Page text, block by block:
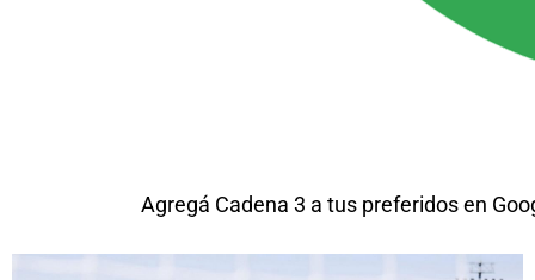
Agregá Cadena 3 a tus preferidos en